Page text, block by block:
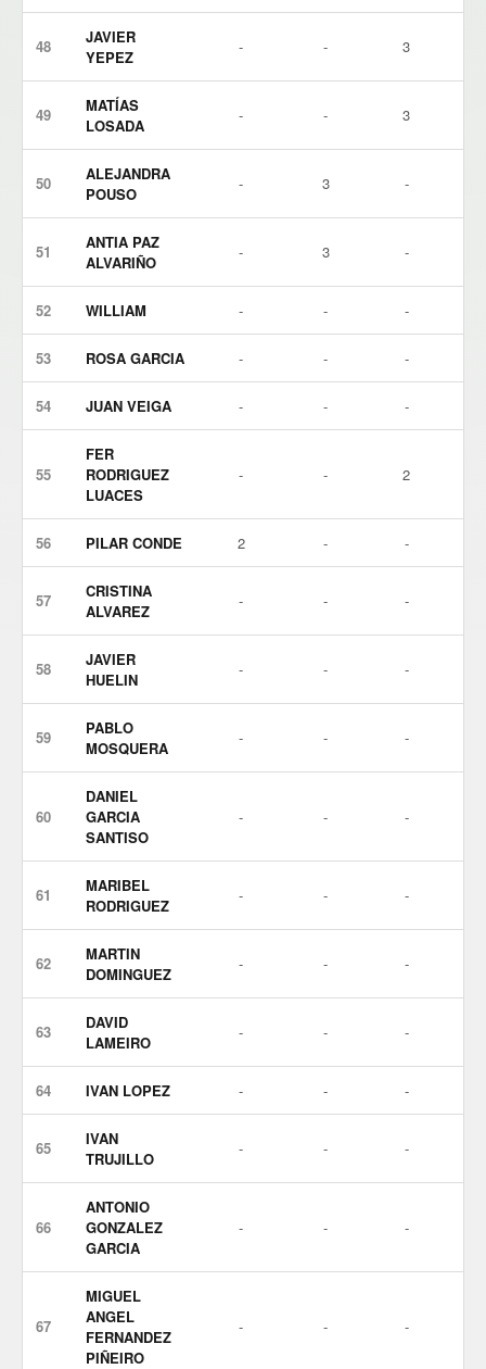
48
JAVIER
YEPEZ
- - 3
49
MATÍAS
LOSADA
- - 3
50
ALEJANDRA
POUSO
- 3 -
51
ANTIA PAZ
ALVARIÑO
- 3 -
52 WILLIAM - - -
53 ROSA GARCIA - - -
54 JUAN VEIGA - - -
55
FER
RODRIGUEZ
LUACES
- - 2
56 PILAR CONDE 2 - -
57
CRISTINA
ALVAREZ
- - -
58
JAVIER
HUELIN
- - -
59
PABLO
MOSQUERA
- - -
60
DANIEL
GARCIA
SANTISO
- - -
61
MARIBEL
RODRIGUEZ
- - -
62
MARTIN
DOMINGUEZ
- - -
63
DAVID
LAMEIRO
- - -
64 IVAN LOPEZ - - -
65
IVAN
TRUJILLO
- - -
66
ANTONIO
GONZALEZ
GARCIA
- - -
67
MIGUEL
ANGEL
FERNANDEZ
PIÑEIRO
- - -